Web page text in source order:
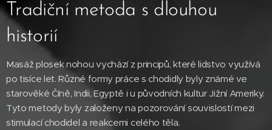
Tradiční metoda s dlouhou
historií
Masáž plosek nohou vychází z principů, které lidstvo využívá
po tisíce let. Různé formy práce s chodidly byly známé ve
starověké Číně, Indii, Egyptě i u původních kultur Jižní Ameriky.
Tyto metody byly založeny na pozorování souvislostí mezi
stimulací chodidel a reakcemi celého těla.